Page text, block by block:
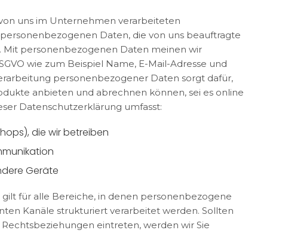
uns im Unternehmen verarbeiteten
Daten, die von uns beauftragte
Mit personenbezogenen Daten meinen wir
wie zum Beispiel Name, E-Mail-Adresse und
personenbezogener Daten sorgt dafür,
anbieten und abrechnen können, sei es online
Datenschutzerklärung umfasst:
die wir betreiben
Geräte
für alle Bereiche, in denen personenbezogene
Kanäle strukturiert verarbeitet werden. Sollten
eintreten, werden wir Sie